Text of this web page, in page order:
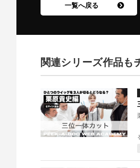
一覧へ戻る
関連シリーズ作品も